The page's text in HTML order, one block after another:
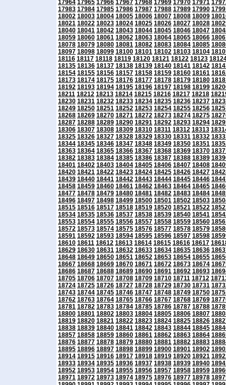
17964 17965 17966 17967 17968 17969 17970 17971
17983 17984 17985 17986 17987 17988 17989 17990
18002 18003 18004 18005 18006 18007 18008 18009
18021 18022 18023 18024 18025 18026 18027 18028
18040 18041 18042 18043 18044 18045 18046 18047
18059 18060 18061 18062 18063 18064 18065 18066
18078 18079 18080 18081 18082 18083 18084 18085
18097 18098 18099 18100 18101 18102 18103 18104
18116 18117 18118 18119 18120 18121 18122 18123
18135 18136 18137 18138 18139 18140 18141 18142
18154 18155 18156 18157 18158 18159 18160 18161
18173 18174 18175 18176 18177 18178 18179 18180
18192 18193 18194 18195 18196 18197 18198 18199
18211 18212 18213 18214 18215 18216 18217 18218
18230 18231 18232 18233 18234 18235 18236 18237
18249 18250 18251 18252 18253 18254 18255 18256
18268 18269 18270 18271 18272 18273 18274 18275
18287 18288 18289 18290 18291 18292 18293 18294
18306 18307 18308 18309 18310 18311 18312 18313
18325 18326 18327 18328 18329 18330 18331 18332
18344 18345 18346 18347 18348 18349 18350 18351
18363 18364 18365 18366 18367 18368 18369 18370
18382 18383 18384 18385 18386 18387 18388 18389
18401 18402 18403 18404 18405 18406 18407 18408
18420 18421 18422 18423 18424 18425 18426 18427
18439 18440 18441 18442 18443 18444 18445 18446
18458 18459 18460 18461 18462 18463 18464 18465
18477 18478 18479 18480 18481 18482 18483 18484
18496 18497 18498 18499 18500 18501 18502 18503
18515 18516 18517 18518 18519 18520 18521 18522
18534 18535 18536 18537 18538 18539 18540 18541
18553 18554 18555 18556 18557 18558 18559 18560
18572 18573 18574 18575 18576 18577 18578 18579
18591 18592 18593 18594 18595 18596 18597 18598
18610 18611 18612 18613 18614 18615 18616 18617
18629 18630 18631 18632 18633 18634 18635 18636
18648 18649 18650 18651 18652 18653 18654 18655
18667 18668 18669 18670 18671 18672 18673 18674
18686 18687 18688 18689 18690 18691 18692 18693
18705 18706 18707 18708 18709 18710 18711 18712
18724 18725 18726 18727 18728 18729 18730 18731
18743 18744 18745 18746 18747 18748 18749 18750
18762 18763 18764 18765 18766 18767 18768 18769
18781 18782 18783 18784 18785 18786 18787 18788
18800 18801 18802 18803 18804 18805 18806 18807
18819 18820 18821 18822 18823 18824 18825 18826
18838 18839 18840 18841 18842 18843 18844 18845
18857 18858 18859 18860 18861 18862 18863 18864
18876 18877 18878 18879 18880 18881 18882 18883
18895 18896 18897 18898 18899 18900 18901 18902
18914 18915 18916 18917 18918 18919 18920 18921
18933 18934 18935 18936 18937 18938 18939 18940
18952 18953 18954 18955 18956 18957 18958 18959
18971 18972 18973 18974 18975 18976 18977 18978